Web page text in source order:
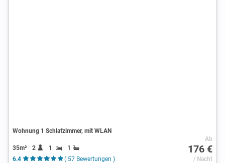
Wohnung 1 Schlafzimmer, mit WLAN
35m² 2 1
1
6.4
( 57 Bewertungen )
Ab
176 €
/ Nacht